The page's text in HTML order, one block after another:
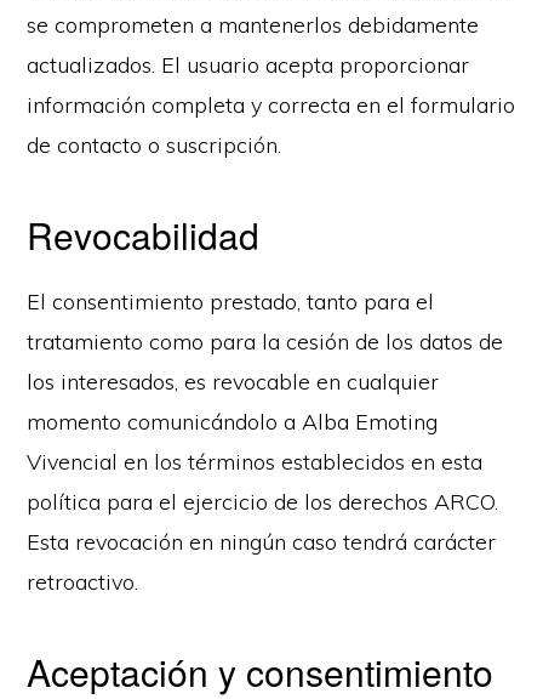
se comprometen a mantenerlos debidamente
actualizados. El usuario acepta proporcionar
información completa y correcta en el formulario
de contacto o suscripción.
Revocabilidad
El consentimiento prestado, tanto para el
tratamiento como para la cesión de los datos de
los interesados, es revocable en cualquier
momento comunicándolo a Alba Emoting
Vivencial en los términos establecidos en esta
política para el ejercicio de los derechos ARCO.
Esta revocación en ningún caso tendrá carácter
retroactivo.
Aceptación y consentimiento